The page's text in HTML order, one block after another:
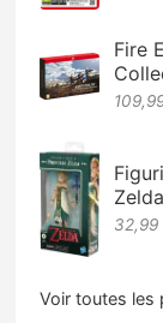
Fire
32,99
Voir toutes les